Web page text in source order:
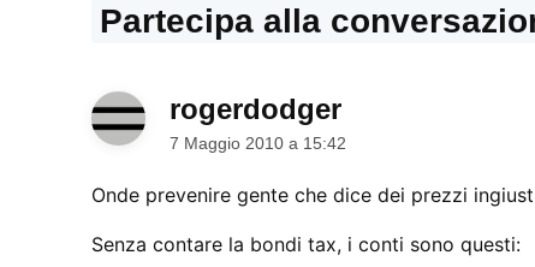
Partecipa alla
rogerdodgerdice:
7 Maggio 2010 a 15:42
Onde prevenire gente che dice dei prezzi
Senza contare la bondi tax, i conti sono questi: